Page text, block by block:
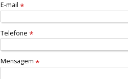
E-mail *
Telefone *
Mensagem *